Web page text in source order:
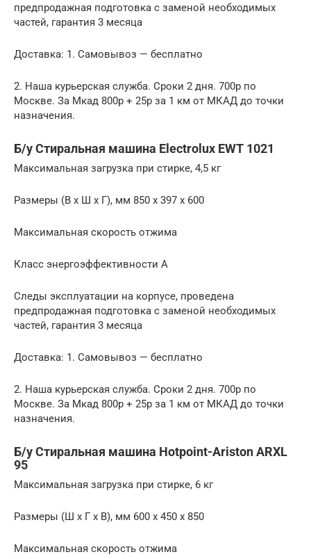
предпродажная подготовка с заменой необходимых
частей, гарантия 3 месяца
Доставка: 1. Самовывоз — бесплатно
2. Наша курьерская служба. Сроки 2 дня. 700р по
Москве. За Мкад 800р + 25р за 1 км от МКАД до точки
назначения.
Б/у Стиральная машина Electrolux EWT 1021
Максимальная загрузка при стирке, 4,5 кг
Размеры (В x Ш x Г), мм 850 x 397 x 600
Максимальная скорость отжима
Класс энергоэффективности A
Следы эксплуатации на корпусе, проведена
предпродажная подготовка с заменой необходимых
частей, гарантия 3 месяца
Доставка: 1. Самовывоз — бесплатно
2. Наша курьерская служба. Сроки 2 дня. 700р по
Москве. За Мкад 800р + 25р за 1 км от МКАД до точки
назначения.
Б/у Стиральная машина Hotpoint-Ariston ARXL
95
Максимальная загрузка при стирке, 6 кг
Размеры (Ш x Г x В), мм 600 x 450 x 850
Максимальная скорость отжима